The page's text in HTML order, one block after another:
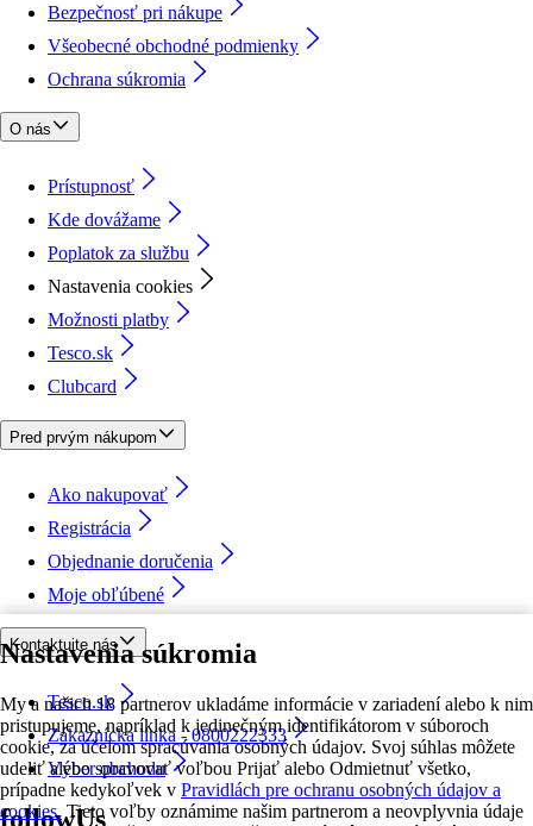
Nastavenia súkromia
My a našich 18 partnerov ukladáme informácie v zariadení alebo k nim
pristupujeme, napríklad k jedinečným identifikátorom v súboroch
cookie, za účelom spracúvania osobných údajov. Svoj súhlas môžete
udeliť alebo spravovať voľbou Prijať alebo Odmietnuť všetko,
prípadne kedykoľvek v Pravidlách pre ochranu osobných údajov a
cookies. Tieto voľby oznámime našim partnerom a neovplyvnia údaje
Bezpečnosť pri nákupe
Všeobecné obchodné podmienky
Ochrana súkromia
O nás
Prístupnosť
Kde dovážame
Poplatok za službu
Nastavenia cookies
Možnosti platby
Tesco.sk
Clubcard
Pred prvým nákupom
Ako nakupovať
Registrácia
Objednanie doručenia
Moje obľúbené
Kontaktujte nás
Tesco.sk
Zákaznícka linka - 0800222333
Výber obchodu
followUs